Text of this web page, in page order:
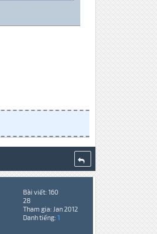
Bài viết: 160
28
Tham gia: Jan 2012
Danh tiếng: 1